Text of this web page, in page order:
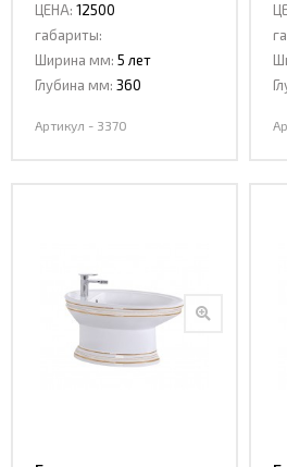
ЦЕНА: 12500
габариты:
Ширина мм: 5 лет
Глубина мм: 360
Артикул - 3370